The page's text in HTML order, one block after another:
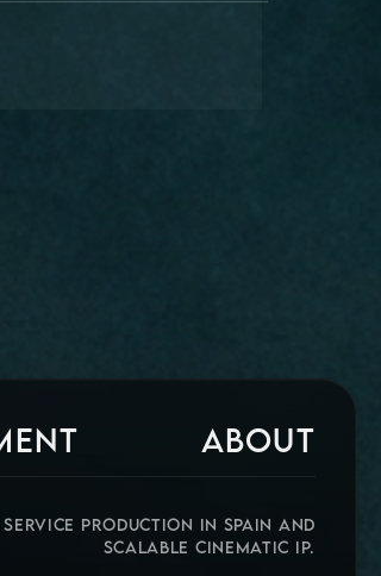
ABOUT
PRODUCTION IN SPAIN AND
SCALABLE CINEMATIC IP.